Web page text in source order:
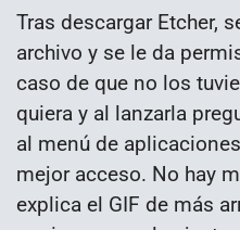
Tras descargar Etcher,
archivo y se le da
caso de que no los
quiera y al lanzarla
al menú de
mejor acceso. No hay
explica el GIF de más